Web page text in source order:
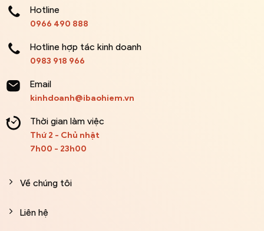
Hotline
0966 490 888
Hotline hợp tác kinh doanh
0983 918 966
Email
kinhdoanh@ibaohiem.vn
Thời gian làm việc
Thứ 2 - Chủ nhật
7h00 - 23h00
Về chúng tôi
Liên hệ